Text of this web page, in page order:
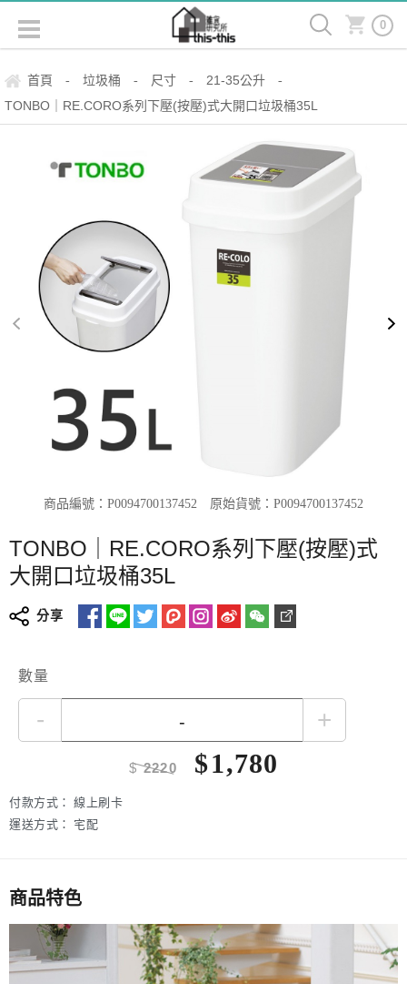
0
首頁 - 垃圾桶 - 尺寸 - 21-35公升 -
TONBO｜RE.CORO系列下壓(按壓)式大開口垃圾桶35L
商品編號：P0094700137452 原始貨號：P0094700137452
TONBO｜RE.CORO系列下壓(按壓)式
大開口垃圾桶35L
分享
數量
- +
$2220 $1,780
付款方式： 線上刷卡
運送方式：
宅配
商品特色